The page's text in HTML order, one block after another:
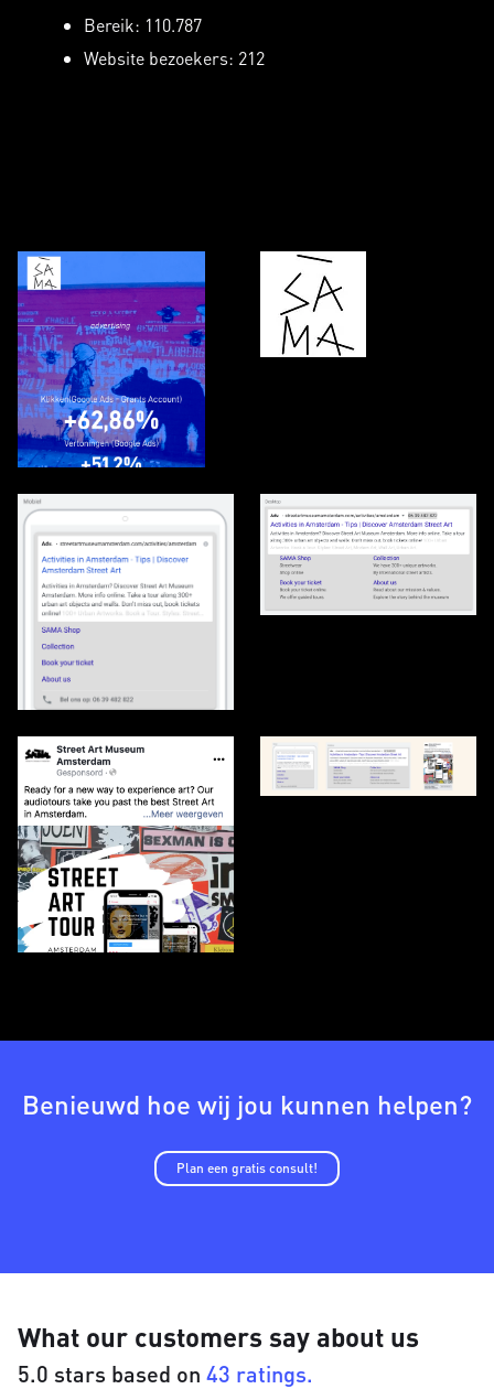
Bereik: 110.787
Website bezoekers: 212
Benieuwd hoe wij jou kunnen helpen?
Plan een gratis consult!
What our customers say about us
5.0 stars based on 43 ratings.